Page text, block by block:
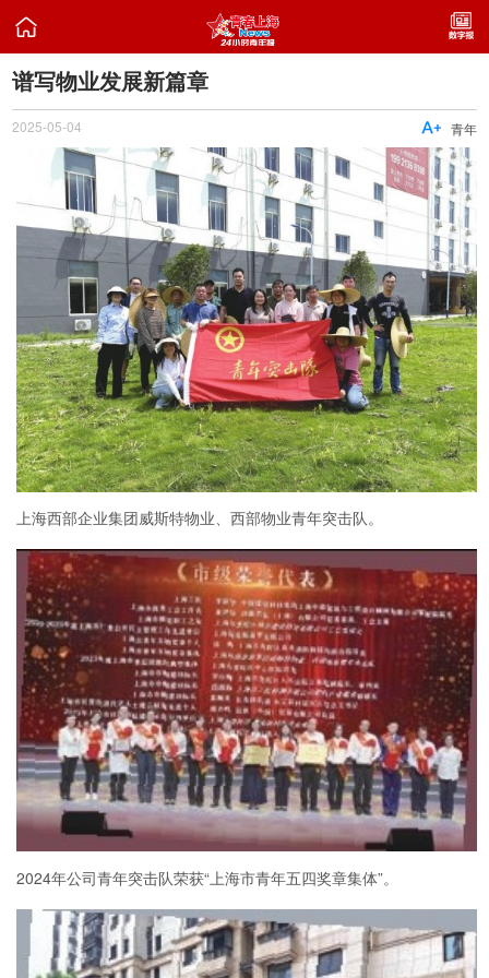

谱写物业发展新篇章
2025-05-04 青年

上海西部企业集团威斯特物业、西部物业青年突击队。
2024年公司青年突击队荣获“上海市青年五四奖章集体”。